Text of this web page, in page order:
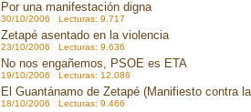
Por una manifestación digna
30/10/2006 Lecturas: 9.717
Zetapé asentado en la violencia
23/10/2006 Lecturas: 9.636
No nos engañemos, PSOE es ETA
19/10/2006 Lecturas: 12.086
El Guantánamo de Zetapé (Manifiesto contra
18/10/2006 Lecturas: 9.466